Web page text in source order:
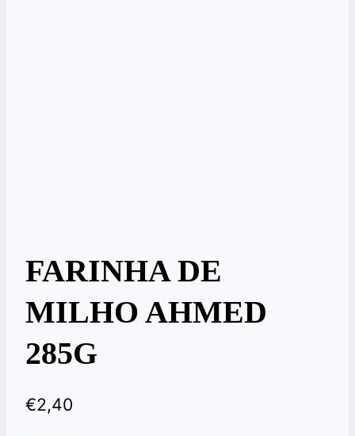
FARINHA DE
MILHO AHMED
285G
€2,40